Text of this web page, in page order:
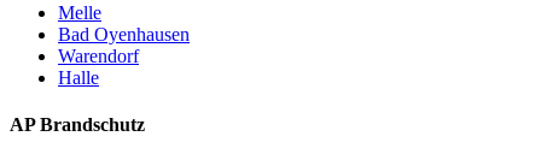
Melle
Bad Oyenhausen
Warendorf
Halle
AP Brandschutz